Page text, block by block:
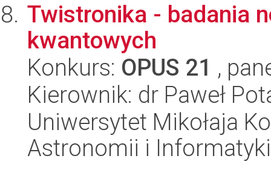
Twistronika - badania
kwantowych
Konkurs: OPUS 21 ,
Kierownik: dr Paweł
Uniwersytet Mikołaja
Astronomii i